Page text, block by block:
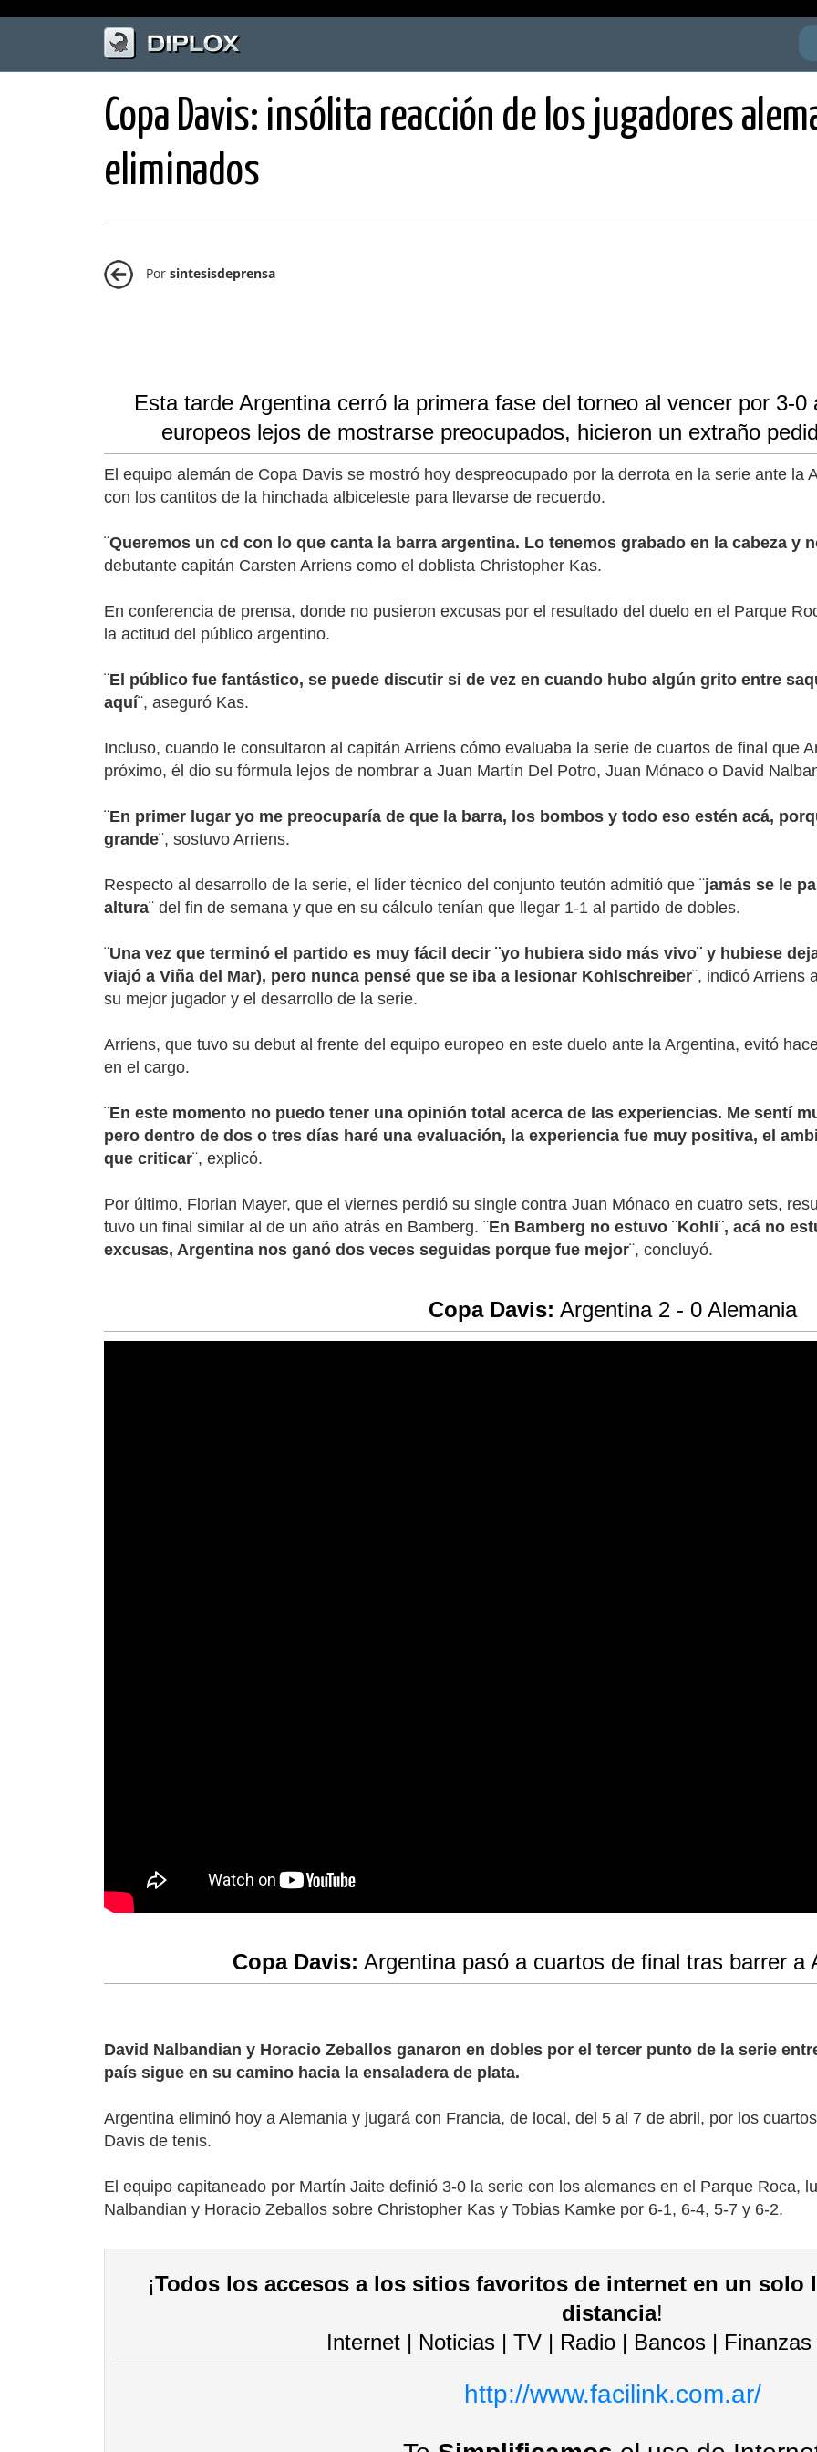
Copa Davis: insólita reacción de los jugadores
eliminados
Porsintesisdeprensa
Esta tarde Argentina cerró la primera fase del torneo al vencer por 3-
europeos lejos de mostrarse preocupados, hicieron un extraño
El equipo alemán de Copa Davis se mostró hoy despreocupado por la derrota en la serie ante la
con los cantitos de la hinchada albiceleste para llevarse de recuerdo.
¨Queremos un cd con lo que canta la barra argentina. Lo tenemos grabado en la cabeza y
debutante capitán Carsten Arriens como el doblista Christopher Kas.
En conferencia de prensa, donde no pusieron excusas por el resultado del duelo en el Parque
la actitud del público argentino.
¨El público fue fantástico, se puede discutir si de vez en cuando hubo algún grito entre
aquí¨, aseguró Kas.
Incluso, cuando le consultaron al capitán Arriens cómo evaluaba la serie de cuartos de final que
próximo, él dio su fórmula lejos de nombrar a Juan Martín Del Potro, Juan Mónaco o David
¨En primer lugar yo me preocuparía de que la barra, los bombos y todo eso estén acá,
grande¨, sostuvo Arriens.
Respecto al desarrollo de la serie, el líder técnico del conjunto teutón admitió que ¨jamás se le
altura¨ del fin de semana y que en su cálculo tenían que llegar 1-1 al partido de dobles.
¨Una vez que terminó el partido es muy fácil decir ¨yo hubiera sido más vivo¨ y hubiese
viajó a Viña del Mar), pero nunca pensé que se iba a lesionar Kohlschreiber¨, indicó Arriens
su mejor jugador y el desarrollo de la serie.
Arriens, que tuvo su debut al frente del equipo europeo en este duelo ante la Argentina, evitó
en el cargo.
¨En este momento no puedo tener una opinión total acerca de las experiencias. Me sentí
pero dentro de dos o tres días haré una evaluación, la experiencia fue muy positiva, el
que criticar¨, explicó.
Por último, Florian Mayer, que el viernes perdió su single contra Juan Mónaco en cuatro sets,
tuvo un final similar al de un año atrás en Bamberg. ¨En Bamberg no estuvo ¨Kohli¨, acá no
excusas, Argentina nos ganó dos veces seguidas porque fue mejor¨, concluyó.
Copa Davis: Argentina 2 - 0 Alemania
Copa Davis: Argentina pasó a cuartos de final tras barrer a
David Nalbandian y Horacio Zeballos ganaron en dobles por el tercer punto de la serie
país sigue en su camino hacia la ensaladera de plata.
Argentina eliminó hoy a Alemania y jugará con Francia, de local, del 5 al 7 de abril, por los
Davis de tenis.
El equipo capitaneado por Martín Jaite definió 3-0 la serie con los alemanes en el Parque Roca,
Nalbandian y Horacio Zeballos sobre Christopher Kas y Tobias Kamke por 6-1, 6-4, 5-7 y 6-2.
¡Todos los accesos a los sitios favoritos de internet en un solo
distancia!
Internet | Noticias | TV | Radio | Bancos |
http://www.facilink.com.ar/